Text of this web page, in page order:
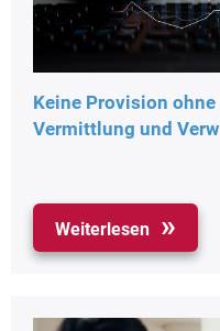
Keine Provision
Vermittlung und
Weiterlesen